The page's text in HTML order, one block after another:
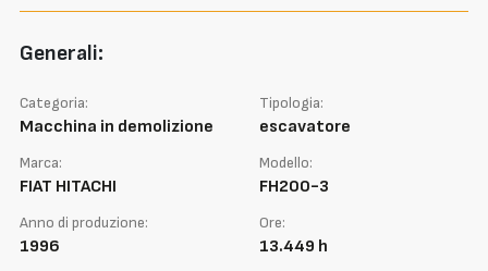
Generali:
Categoria:
Macchina in demolizione
Tipologia:
escavatore
Marca:
FIAT HITACHI
Modello:
FH200-3
Anno di produzione:
1996
Ore:
13.449 h